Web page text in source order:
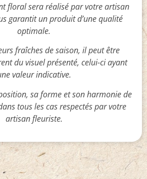
floral sera réalisé par votre artisan
garantit un produit d’une qualité
optimale.
fraîches de saison, il peut être
du visuel présenté, celui-ci ayant
valeur indicative.
sa forme et son harmonie de
tous les cas respectés par votre
artisan fleuriste.